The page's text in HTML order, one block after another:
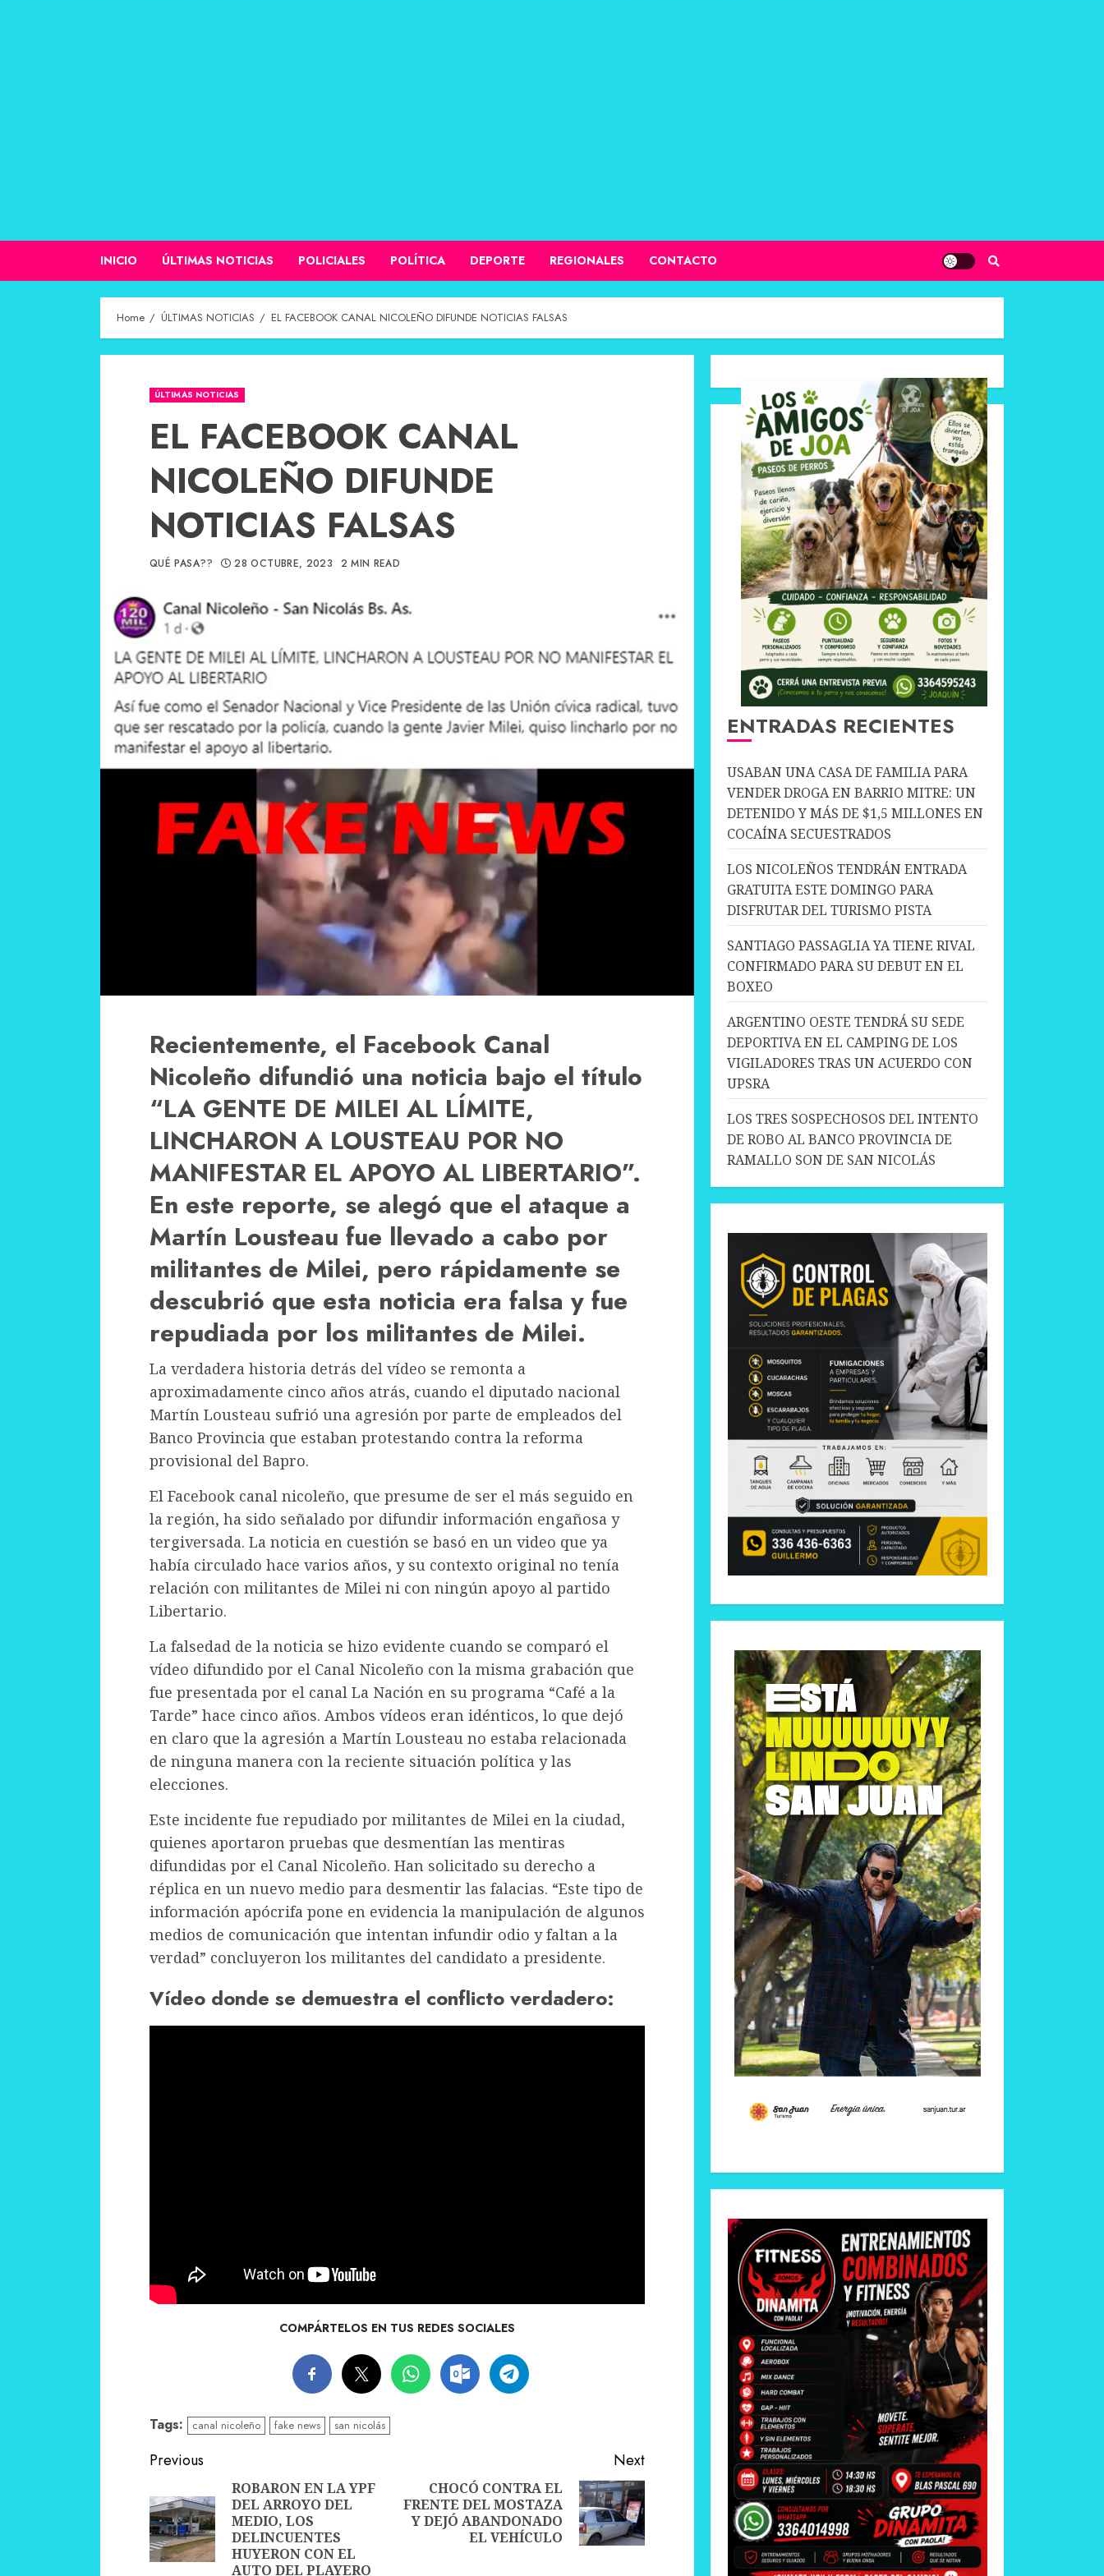
INICIO ÚLTIMAS NOTICIAS POLICIALES POLÍTICA DEPORTE REGIONALES CONTACTO
Home ÚLTIMAS NOTICIAS EL FACEBOOK CANAL NICOLEÑO DIFUNDE NOTICIAS FALSAS
ÚLTIMAS NOTICIAS
EL FACEBOOK CANAL
NICOLEÑO DIFUNDE
NOTICIAS FALSAS
QUÉ PASA?? 28 OCTUBRE, 2023 2 MIN READ
Recientemente, el Facebook Canal
Nicoleño difundió una noticia bajo el título
“LA GENTE DE MILEI AL LÍMITE,
LINCHARON A LOUSTEAU POR NO
MANIFESTAR EL APOYO AL LIBERTARIO”.
En este reporte, se alegó que el ataque a
Martín Lousteau fue llevado a cabo por
militantes de Milei, pero rápidamente se
descubrió que esta noticia era falsa y fue
repudiada por los militantes de Milei.
La verdadera historia detrás del vídeo se remonta a
aproximadamente cinco años atrás, cuando el diputado nacional
Martín Lousteau sufrió una agresión por parte de empleados del
Banco Provincia que estaban protestando contra la reforma
provisional del Bapro.
El Facebook canal nicoleño, que presume de ser el más seguido en
la región, ha sido señalado por difundir información engañosa y
tergiversada. La noticia en cuestión se basó en un video que ya
había circulado hace varios años, y su contexto original no tenía
relación con militantes de Milei ni con ningún apoyo al partido
Libertario.
La falsedad de la noticia se hizo evidente cuando se comparó el
vídeo difundido por el Canal Nicoleño con la misma grabación que
fue presentada por el canal La Nación en su programa “Café a la
Tarde” hace cinco años. Ambos vídeos eran idénticos, lo que dejó
en claro que la agresión a Martín Lousteau no estaba relacionada
de ninguna manera con la reciente situación política y las
elecciones.
Este incidente fue repudiado por militantes de Milei en la ciudad,
quienes aportaron pruebas que desmentían las mentiras
difundidas por el Canal Nicoleño. Han solicitado su derecho a
réplica en un nuevo medio para desmentir las falacias. “Este tipo de
información apócrifa pone en evidencia la manipulación de algunos
medios de comunicación que intentan infundir odio y faltan a la
verdad” concluyeron los militantes del candidato a presidente.
Vídeo donde se demuestra el conflicto verdadero:
COMPÁRTELOS EN TUS REDES SOCIALES
Tags: canal nicoleño fake news san nicolás
Continue
Reading
Previous
Previous
ROBARON EN LA YPF
DEL ARROYO DEL
MEDIO, LOS
DELINCUENTES
HUYERON CON EL
AUTO DEL PLAYERO
Next
Next
post:
CHOCÓ CONTRA EL
FRENTE DEL MOSTAZA
Y DEJÓ ABANDONADO
EL VEHÍCULO
ENTRADAS RECIENTES
USABAN UNA CASA DE FAMILIA PARA
VENDER DROGA EN BARRIO MITRE: UN
DETENIDO Y MÁS DE $1,5 MILLONES EN
COCAÍNA SECUESTRADOS
LOS NICOLEÑOS TENDRÁN ENTRADA
GRATUITA ESTE DOMINGO PARA
DISFRUTAR DEL TURISMO PISTA
SANTIAGO PASSAGLIA YA TIENE RIVAL
CONFIRMADO PARA SU DEBUT EN EL
BOXEO
ARGENTINO OESTE TENDRÁ SU SEDE
DEPORTIVA EN EL CAMPING DE LOS
VIGILADORES TRAS UN ACUERDO CON
UPSRA
LOS TRES SOSPECHOSOS DEL INTENTO
DE ROBO AL BANCO PROVINCIA DE
RAMALLO SON DE SAN NICOLÁS